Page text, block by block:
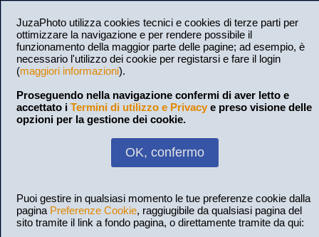
JuzaPhoto utilizza cookies tecnici e cookies di terze parti per
ottimizzare la navigazione e per rendere possibile il
funzionamento della maggior parte delle pagine; ad esempio, è
necessario l'utilizzo dei cookie per registarsi e fare il login
(maggiori informazioni).
Proseguendo nella navigazione confermi di aver letto e
accettato i Termini di utilizzo e Privacy e preso visione delle
opzioni per la gestione dei cookie.
OK, confermo
Puoi gestire in qualsiasi momento le tue preferenze cookie dalla
pagina Preferenze Cookie, raggiugibile da qualsiasi pagina del
sito tramite il link a fondo pagina, o direttamente tramite da qui: